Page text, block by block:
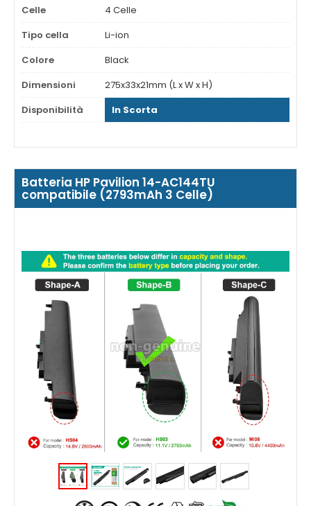
Celle
4 Celle
Tipo cella
Li-ion
Colore
Black
Dimensioni
275x33x21mm (L x W x H)
Disponibilità
In Scorta
Batteria HP Pavilion 14-AC144TU
compatibile (2793mAh 3 Celle)